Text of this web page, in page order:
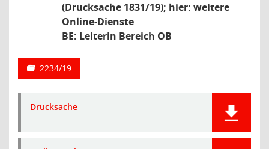
(Drucksache 1831/19); hier: weitere
Online-Dienste
BE: Leiterin Bereich OB
2234/19
Drucksache